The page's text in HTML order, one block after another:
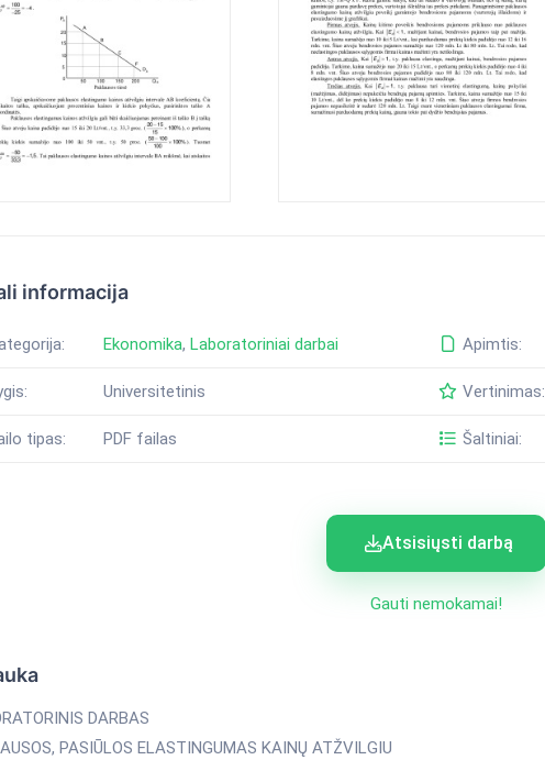
informacija
Ekonomika, Laboratoriniai darbai
Universitetinis
tipas: PDF failas
Apimtis:
Vertinimas:
Šaltiniai:
Atsisiųsti darbą
Gauti nemokamai!
DARBAS
PASIŪLOS ELASTINGUMAS KAINŲ ATŽVILGIU